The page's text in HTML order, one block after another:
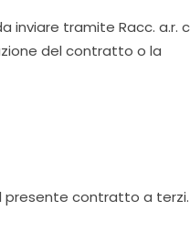
tramite Racc. a.r.
del contratto o la
presente contratto a terzi.